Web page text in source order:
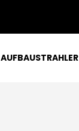
AUFBAUSTRAHLER